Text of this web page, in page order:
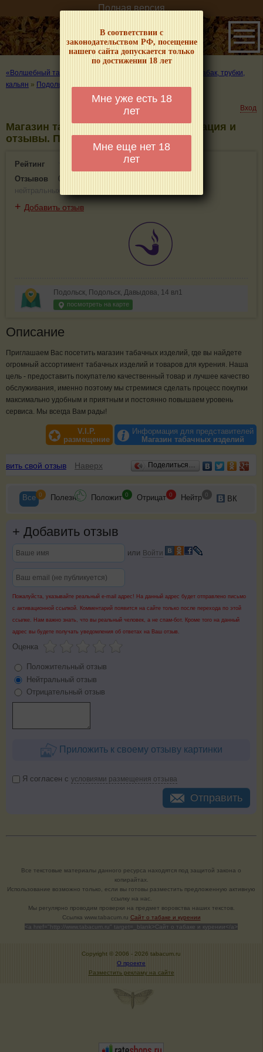
В соответствии с
законодательством РФ, посещение
нашего сайта допускается только
по достижении 18 лет
Мне уже есть 18
лет
Мне еще нет 18
лет
Полная версия
«Волшебный табачок» – о табаке и курении
Где купить табак, трубки,
кальян » Подольск
Вход
Магазин табачных изделий - информация и
отзывы. Подольск
Рейтинг
0(0)
Отзывов
0
нейтральных
+ Добавить отзыв
Подольск, Подольск, Давыдова, 14 вл1
посмотреть на карте
Описание
Приглашаем Вас посетить магазин табачных изделий, где вы найдете
огромный ассортимент табачных изделий и товаров для курения. Наша
цель - предоставить покупателю качественный товар и лучшее качество
обслуживания, именно поэтому мы стремимся сделать процесс покупки
максимально удобным и приятным и постоянно повышаем уровень
сервиса. Мы всегда Вам рады!
V.I.P.
размещение
Информация для представителей
Магазин табачных изделий
Отзывы
свой отзыв Наверх Поделиться…
Все 0 Полезн Положит 0 Отрицат 0 Нейтр 0 ВК
+ Добавить отзыв
или Войти
Пожалуйста, указывайте реальный e-mail адрес! На данный адрес будет отправлено письмо
с активационной ссылкой. Комментарий появится на сайте только после перехода по этой
ссылке. Нам важно знать, что вы реальный человек, а не спам-бот. Кроме того на данный
адрес вы будете получать уведомления об ответах на Ваш отзыв.
Оценка
Положительный отзыв
Нейтральный отзыв
Отрицательный отзыв
Приложить к своему отзыву картинки
Я согласен с условиями размещения отзыва
Отправить
Все текстовые материалы данного ресурса находятся под защитой закона о
копирайтах.
Использование возможно только, если вы готовы разместить предложенную активную
ссылку на нас.
Мы регулярно проводим проверки на предмет воровства наших текстов.
Cсылка www.tabacum.ru Сайт о табаке и курении
<a href="http://www.tabacum.ru" target=_blank>Сайт о табаке и курении</a>
Copyright © 2006 - 2026 tabacum.ru
О проекте
Разместить рекламу на сайте